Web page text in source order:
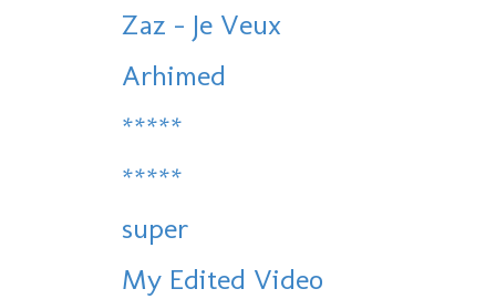
Zaz - Je Veux
Arhimed
*****
*****
super
My Edited Video